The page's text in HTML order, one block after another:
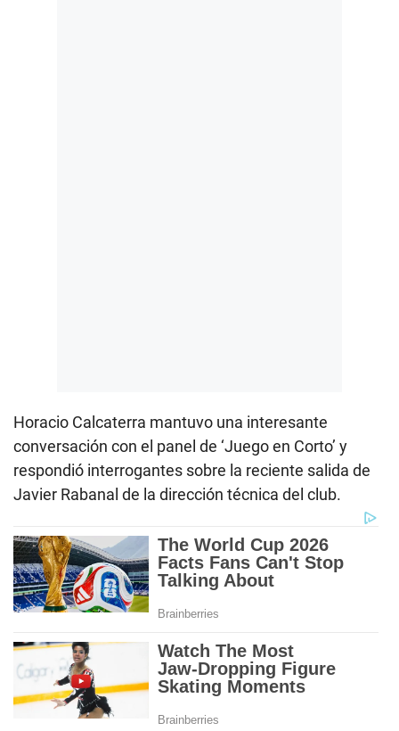
Horacio Calcaterra mantuvo una interesante
conversación con el panel de ‘Juego en Corto’ y
respondió interrogantes sobre la reciente salida de
Javier Rabanal de la dirección técnica del club.